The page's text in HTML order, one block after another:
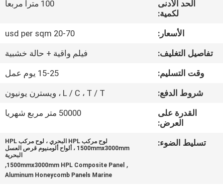
مراقبة
الجودة
اتصل
أخبار
الحد الأدنى
لكمية:
100 مترا مربعا
الأسعار:
20-70 usd per sqm
تفاصيل التغليف:
فيلم واقية + حالة خشبية
وقت التسليم:
15-25 يوم عمل
شروط الدفع:
L / C ، T / T ، ويسترن يونيون
القدرة على
العرض:
50000 متر مربع شهريا
تسليط الضوء:
لوح مركب HPL البحري ، لوح مركب HPL
1500mmx3000mm ، ألواح ألومنيوم قرص العسل
البحرية
,
1500mmx3000mm HPL Composite Panel
,
Aluminum Honeycomb Panels Marine